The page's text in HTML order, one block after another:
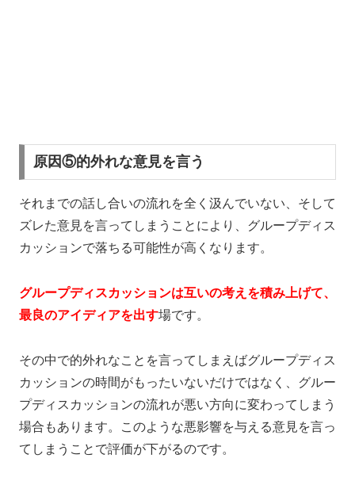
原因⑤的外れな意見を言う
それまでの話し合いの流れを全く汲んでいない、そして
ズレた意見を言ってしまうことにより、グループディス
カッションで落ちる可能性が高くなります。
グループディスカッションは互いの考えを積み上げて、
最良のアイディアを出す場です。
その中で的外れなことを言ってしまえばグループディス
カッションの時間がもったいないだけではなく、グルー
プディスカッションの流れが悪い方向に変わってしまう
場合もあります。このような悪影響を与える意見を言っ
てしまうことで評価が下がるのです。